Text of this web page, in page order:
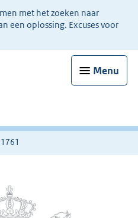
met het zoeken naar
een oplossing. Excuses voor
Menu